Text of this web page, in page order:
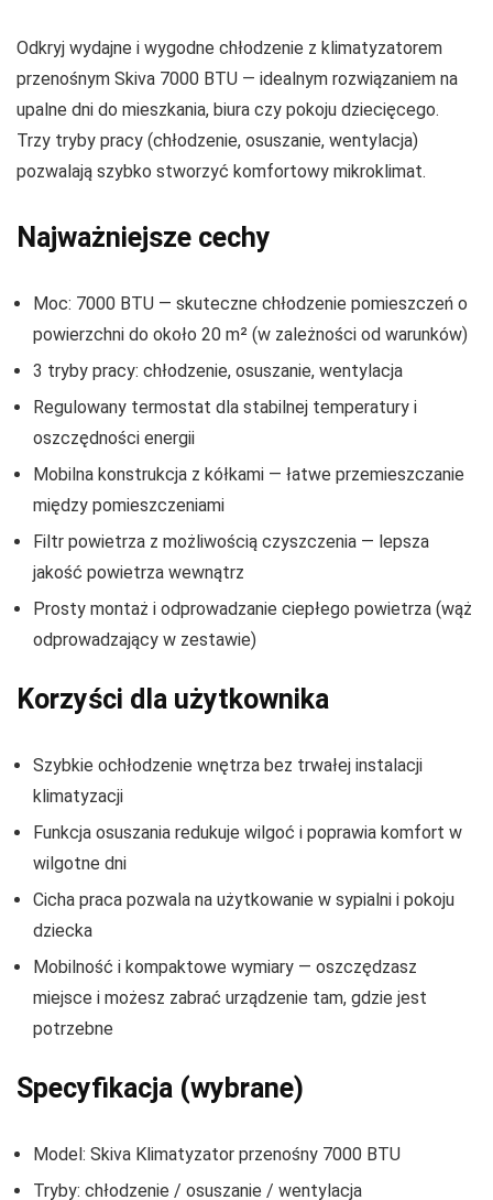
Odkryj wydajne i wygodne chłodzenie z klimatyzatorem
przenośnym Skiva 7000 BTU — idealnym rozwiązaniem na
upalne dni do mieszkania, biura czy pokoju dziecięcego.
Trzy tryby pracy (chłodzenie, osuszanie, wentylacja)
pozwalają szybko stworzyć komfortowy mikroklimat.
Najważniejsze cechy
Moc: 7000 BTU — skuteczne chłodzenie pomieszczeń o
powierzchni do około 20 m² (w zależności od warunków)
3 tryby pracy: chłodzenie, osuszanie, wentylacja
Regulowany termostat dla stabilnej temperatury i
oszczędności energii
Mobilna konstrukcja z kółkami — łatwe przemieszczanie
między pomieszczeniami
Filtr powietrza z możliwością czyszczenia — lepsza
jakość powietrza wewnątrz
Prosty montaż i odprowadzanie ciepłego powietrza (wąż
odprowadzający w zestawie)
Korzyści dla użytkownika
Szybkie ochłodzenie wnętrza bez trwałej instalacji
klimatyzacji
Funkcja osuszania redukuje wilgoć i poprawia komfort w
wilgotne dni
Cicha praca pozwala na użytkowanie w sypialni i pokoju
dziecka
Mobilność i kompaktowe wymiary — oszczędzasz
miejsce i możesz zabrać urządzenie tam, gdzie jest
potrzebne
Specyfikacja (wybrane)
Model: Skiva Klimatyzator przenośny 7000 BTU
Tryby: chłodzenie / osuszanie / wentylacja